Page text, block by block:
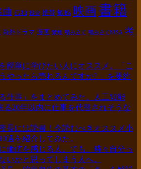
曲 孤独 投資 携帯 敏感 映画書籍
海外ドラマ 漫画 禁煙 積み立て 積み立てNISA 考
簡単に学びたい人にオススメ。「こ
やったら売れるんですか? 」を要約
仕事」をまとめてみた。人工知能
る20年以内に仕事を代替されそうな
長には読書！今読むべきオススメ小
選を紹介してみた。
価値を感じる人。でも、時々自分っ
いかと思ってしまう人へ。